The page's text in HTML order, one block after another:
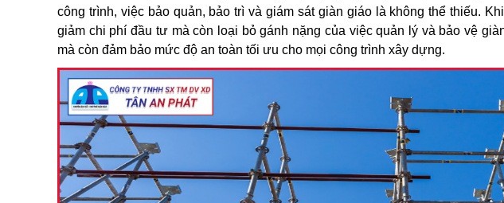
công trình, việc bảo quản, bảo trì và giám sát giàn giáo là không thể thiếu.
giảm chi phí đầu tư mà còn loại bỏ gánh nặng của việc quản lý và bảo vệ
mà còn đảm bảo mức độ an toàn tối ưu cho mọi công trình xây dựng.